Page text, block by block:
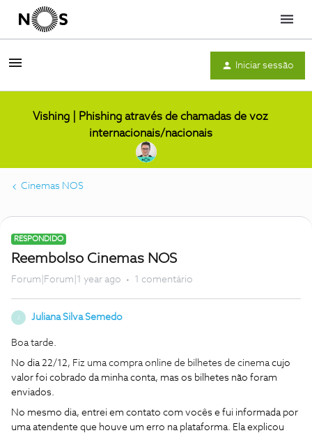
Menu
Iniciar sessão
Vishing | Phishing através de chamadas de voz
internacionais/nacionais
Cinemas NOS
RESPONDIDO
Reembolso Cinemas NOS
Forum|Forum|1 year ago 1 comentário
Juliana Silva Semedo
Boa tarde.
No dia 22/12, Fiz uma compra online de bilhetes de cinemacujo
valor foi cobrado da minha conta, mas os bilhetes não foram
enviados.
No mesmo dia, entrei em contato com vocês e fui informada por
uma atendente que houve um erro na plataforma. Ela explicou